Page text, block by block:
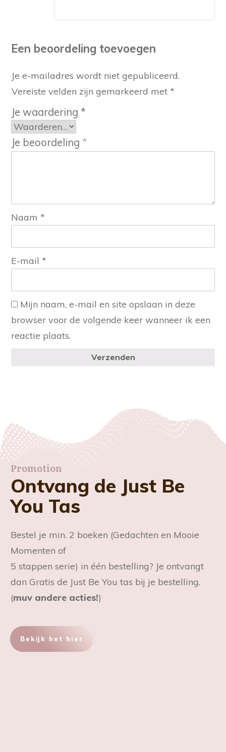
Een beoordeling toevoegen
Je e-mailadres wordt niet gepubliceerd.
Vereiste velden zijn gemarkeerd met *
Je waardering *
Je beoordeling *
Naam *
E-mail *
Mijn naam, e-mail en site opslaan in deze
browser voor de volgende keer wanneer ik een
reactie plaats.
Verzenden
Promotion
Ontvang de Just Be
You Tas
Bestel je min. 2 boeken (Gedachten en Mooie
Momenten of
5 stappen serie) in één bestelling? Je ontvangt
dan Gratis de Just Be You tas bij je bestelling.
(muv andere acties!)
Bekijk het hier